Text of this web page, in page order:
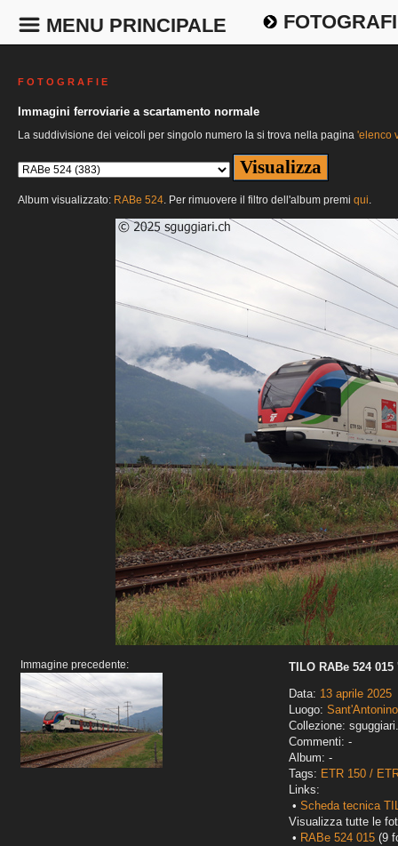
MENU PRINCIPALE
F O T O G R A F I E
Immagini ferroviarie a scartamento normale
La suddivisione dei veicoli per singolo numero la si trova nella pagina 'elenco
Album visualizzato: RABe 524. Per rimuovere il filtro dell'album premi qui.
Immagine precedente:
TILO RABe 524
Data: 13 aprile 2025
Luogo: Sant'Antonino
Collezione:
Commenti: -
Album: -
Tags: ETR 150 /
Links:
• Scheda tecnica
Visualizza tutte le
• RABe 524 015 (9